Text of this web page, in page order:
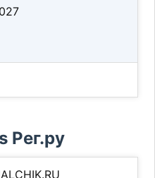
Рег.ру